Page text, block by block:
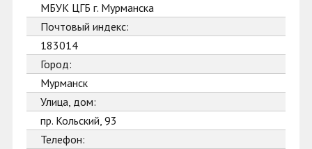
МБУК ЦГБ г. Мурманска
Почтовый индекс:
183014
Город:
Мурманск
Улица, дом:
пр. Кольский, 93
Телефон: